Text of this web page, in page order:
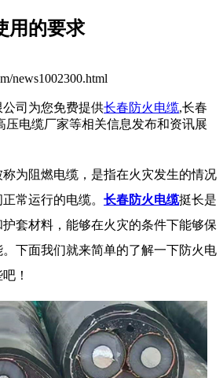
用的要求
news1002300.html
司为您免费提供长春防火电缆,长春
压电缆厂家等相关信息发布和资讯展
称为阻燃电缆，是指在火灾发生的情况
常运行的电缆。 长春防火电缆挺长是
套材料，能够在火灾的条件下能够保
下面我们就来简单的了解一下防火电
！